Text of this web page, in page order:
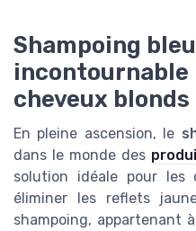
Shampoing
incontournable
cheveux
En pleine ascension, le
dans le monde des
solution idéale pour les
éliminer les reflets
shampoing, appartenant